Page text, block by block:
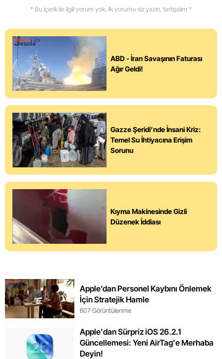
* Bu içerik ile ilgili yorum yok, ilk yorumu siz yazın, tartışalım *
ABD - İran Savaşının Faturası
Ağır Geldi!
Gazze Şeridi’nde İnsani Kriz:
Temel Su İhtiyacına Erişim
Sorunu
Kıyma Makinesinde Gizli
Düzenek İddiası
Apple’dan Personel Kaybını Önlemek
İçin Stratejik Hamle
607 Görüntülenme
Apple'dan Sürpriz iOS 26.2.1
Güncellemesi: Yeni AirTag'e Merhaba
Deyin!